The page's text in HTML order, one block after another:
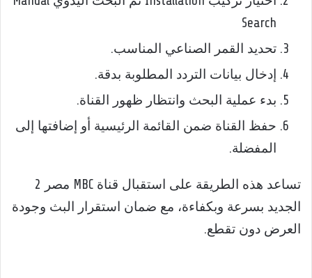
Search
تحديد القمر الصناعي المناسب.
إدخال بيانات التردد المطلوبة بدقة.
بدء عملية البحث وانتظار ظهور القناة.
حفظ القناة ضمن القائمة الرئيسية أو إضافتها إلى
المفضلة.
تساعد هذه الطريقة على استقبال قناة MBC مصر 2
الجديد بسرعة وبكفاءة، مع ضمان استقرار البث وجودة
العرض دون تقطع.